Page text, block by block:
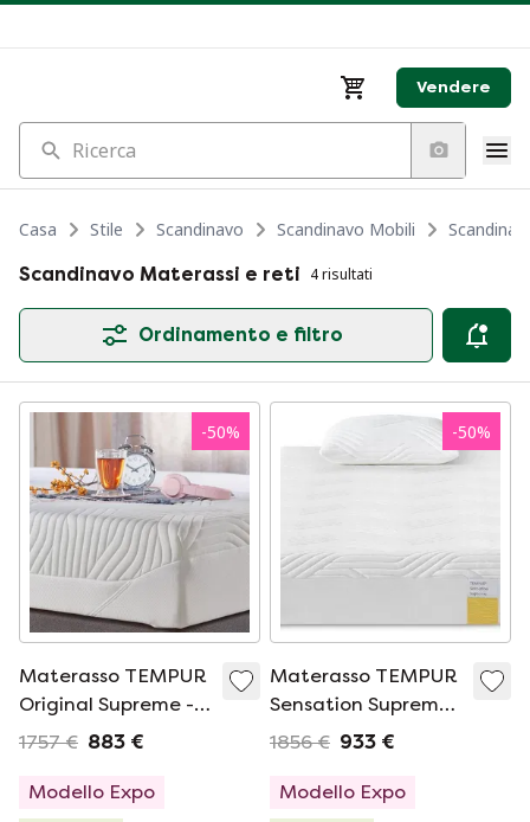
Vendere
Ricerca
Casa Stile Scandinavo Scandinavo Mobili
Scandinavo Materassi e reti 4 risultati
Ordinamento e filtro
-50%
Materasso TEMPUR
Original Supreme -
90x210
1757 € 883 €
Modello Expo
-50%
Materasso TEMPUR
Sensation Supreme -
90x220
1856 € 933 €
Modello Expo